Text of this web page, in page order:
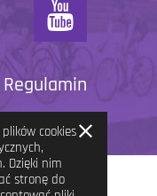
Regulamin
cookies
Dzięki nim
stronę do